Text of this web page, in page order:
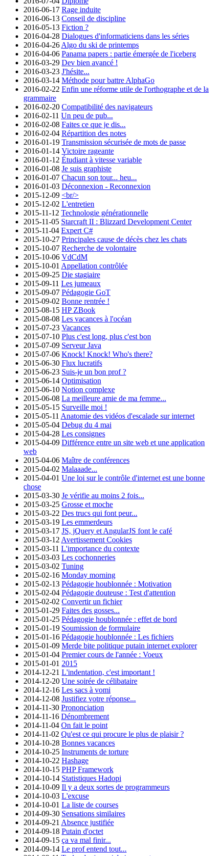
2016-06-17 Rage induite
2016-06-13 Conseil de discipline
2016-05-13 Fiction ?
2016-04-28 Dialogues d'informaticiens dans les séries
2016-04-26 Algo du ski de printemps
2016-04-06 Panama papers : partie émergée de l'iceberg
2016-03-29 Dev bien avancé !
2016-03-23 J'hésite...
2016-03-14 Méthode pour battre AlphaGo
2016-02-22 Enfin une réforme utile de l'orthographe et de la
grammaire
2016-02-20 Compatibilité des navigateurs
2016-02-11 Un peu de pub...
2016-02-08 Faites ce que je dis...
2016-02-04 Répartition des notes
2016-01-19 Transmission sécurisée de mots de passe
2016-01-14 Victoire rageante
2016-01-12 Étudiant à vitesse variable
2016-01-08 Je suis graphiste
2016-01-07 Chacun son tour... heu...
2016-01-03 Déconnexion - Reconnexion
2015-12-09 <br/>
2015-12-02 L'entretien
2015-11-12 Technologie générationnelle
2015-11-05 Starcraft II : Blizzard Development Center
2015-11-04 Expert C#
2015-10-27 Principales cause de décès chez les chats
2015-10-07 Recherche de volontaire
2015-10-06 VdCdM
2015-10-01 Appellation contrôlée
2015-09-25 Die stagiaire
2015-09-11 Les jumeaux
2015-09-07 Pédagogie GoT
2015-09-02 Bonne rentrée !
2015-08-15 HP ZBook
2015-08-08 Les vacances à l'océan
2015-07-23 Vacances
2015-07-10 Plus c'est long, plus c'est bon
2015-07-09 Serveur Java
2015-07-06 Knock! Knock! Who's there?
2015-06-30 Flux lucratifs
2015-06-23 Suis-je un bon prof ?
2015-06-14 Optimisation
2015-06-10 Notion complexe
2015-06-08 La meilleure amie de ma femme...
2015-05-15 Surveille moi !
2015-05-11 Anatomie des vidéos d'escalade sur internet
2015-05-04 Debug du 4 mai
2015-04-28 Les consignes
2015-04-09 Différence entre un site web et une application
web
2015-04-06 Maître de conférences
2015-04-02 Malaaade...
2015-04-01 Une loi sur le contrôle d'internet est une bonne
chose
2015-03-30 Je vérifie au moins 2 fois...
2015-03-25 Grosse et moche
2015-03-22 Des trucs qui font peur...
2015-03-19 Les emmerdeurs
2015-03-17 JS, jQuery et AngularJS font le café
2015-03-12 Avertissement Cookies
2015-03-11 L'importance du contexte
2015-03-03 Les cochonneries
2015-03-02 Tuning
2015-02-16 Monday morning
2015-02-13 Pédagogie houblonnée : Motivation
2015-02-04 Pédagogie douteuse : Test d'attention
2015-02-02 Convertir un fichier
2015-01-29 Faites des gosses...
2015-01-25 Pédagogie houblonnée : effet de bord
2015-01-19 Soumission de formulaire
2015-01-16 Pédagogie houblonnée : Les fichiers
2015-01-09 Merde bite politique putain internet explorer
2015-01-04 Premier cours de l'année : Voeux
2015-01-01 2015
2014-12-21 L'indentation, c'est important !
2014-12-20 Une soirée de célibataire
2014-12-16 Les sacs à vomi
2014-12-08 Justifiez votre réponse...
2014-11-30 Prononciation
2014-11-16 Dénombrement
2014-11-04 On fait le point
2014-11-02 Qu'est ce qui procure le plus de plaisir ?
2014-10-28 Bonnes vacances
2014-10-25 Instruments de torture
2014-10-22 Hashage
2014-10-15 PHP Framework
2014-10-14 Statistiques Hadopi
2014-10-09 Il y a deux sortes de programmeurs
2014-10-03 L'excuse
2014-10-01 La liste de courses
2014-09-30 Sensations similaires
2014-09-21 Absence justifiée
2014-09-18 Putain d'octet
2014-09-15 ça va mal finir...
2014-09-14 Le prof entend tout...